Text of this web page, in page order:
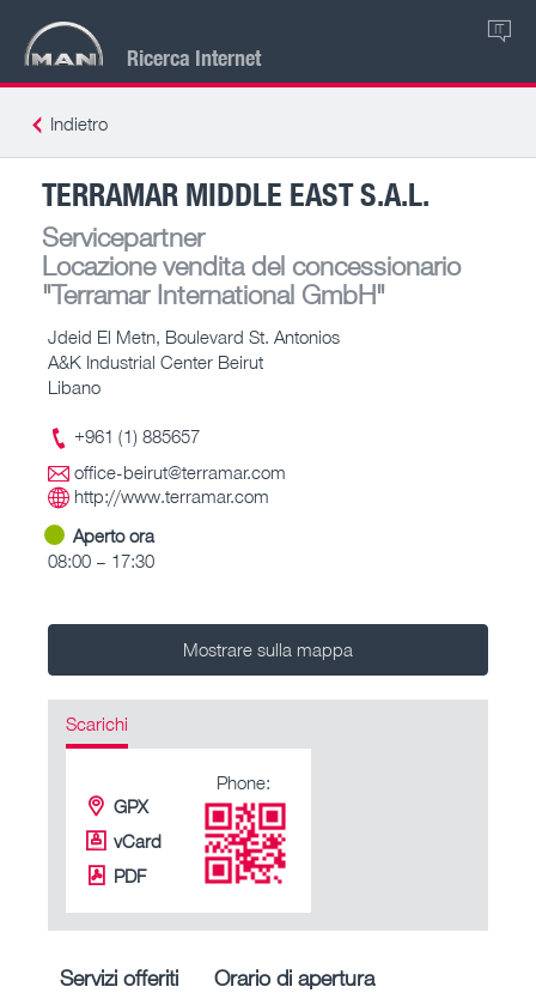
Ricerca Internet
IT
Indietro
TERRAMAR MIDDLE EAST S.A.L.
Servicepartner
Locazione vendita del concessionario
"Terramar International GmbH"
Jdeid El Metn, Boulevard St. Antonios
A&K Industrial Center Beirut
Libano
+961 (1) 885657
office-beirut@terramar.com
http://www.terramar.com
Aperto ora
08:00 – 17:30
Mostrare sulla mappa
Scarichi
GPX
vCard
PDF
Phone:
Servizi offeriti Orario di apertura